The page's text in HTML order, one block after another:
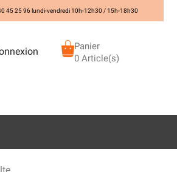
45 25 96 lundi-vendredi 10h-12h30 / 15h-18h30
Panier
0 Article(s)